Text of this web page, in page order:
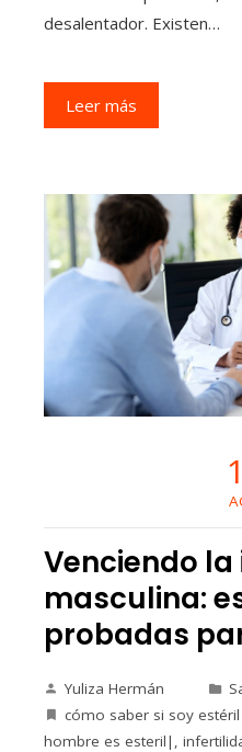
desalentador. Existen…
Leer más
Venciendo
masculina:
probadas
Yuliza Hermán
cómo saber si soy
hombre es esteril|